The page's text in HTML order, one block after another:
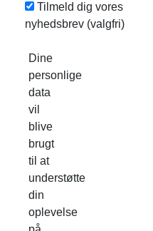
Tilmeld dig vores
nyhedsbrev (valgfri)
Dine
personlige
data
vil
blive
brugt
til at
understøtte
din
oplevelse